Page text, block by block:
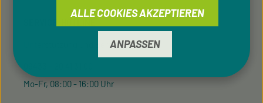
Unterstützung und Beratung unter:
Mo-Fr, 08:00 - 16:00 Uhr
ANPASSEN
ALLE COOKIES AKZEPTIEREN